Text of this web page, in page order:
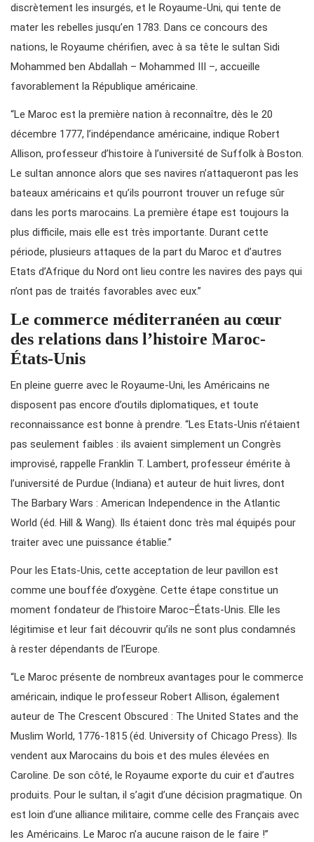
discrètement les insurgés, et le Royaume-Uni, qui tente de
mater les rebelles jusqu’en 1783. Dans ce concours des
nations, le Royaume chérifien, avec à sa tête le sultan Sidi
Mohammed ben Abdallah – Mohammed III –, accueille
favorablement la République américaine.
“Le Maroc est la première nation à reconnaître, dès le 20
décembre 1777, l’indépendance américaine, indique Robert
Allison, professeur d’histoire à l’université de Suffolk à Boston.
Le sultan annonce alors que ses navires n’attaqueront pas les
bateaux américains et qu’ils pourront trouver un refuge sûr
dans les ports marocains. La première étape est toujours la
plus difficile, mais elle est très importante. Durant cette
période, plusieurs attaques de la part du Maroc et d’autres
Etats d’Afrique du Nord ont lieu contre les navires des pays qui
n’ont pas de traités favorables avec eux.”
Le commerce méditerranéen au cœur
des relations dans l’histoire Maroc-
États-Unis
En pleine guerre avec le Royaume-Uni, les Américains ne
disposent pas encore d’outils diplomatiques, et toute
reconnaissance est bonne à prendre. “Les Etats-Unis n’étaient
pas seulement faibles : ils avaient simplement un Congrès
improvisé, rappelle Franklin T. Lambert, professeur émérite à
l’université de Purdue (Indiana) et auteur de huit livres, dont
The Barbary Wars : American Independence in the Atlantic
World (éd. Hill & Wang). Ils étaient donc très mal équipés pour
traiter avec une puissance établie.”
Pour les Etats-Unis, cette acceptation de leur pavillon est
comme une bouffée d’oxygène. Cette étape constitue un
moment fondateur de l’histoire Maroc–États-Unis. Elle les
légitimise et leur fait découvrir qu’ils ne sont plus condamnés
à rester dépendants de l’Europe.
“Le Maroc présente de nombreux avantages pour le commerce
américain, indique le professeur Robert Allison, également
auteur de The Crescent Obscured : The United States and the
Muslim World, 1776-1815 (éd. University of Chicago Press). Ils
vendent aux Marocains du bois et des mules élevées en
Caroline. De son côté, le Royaume exporte du cuir et d’autres
produits. Pour le sultan, il s’agit d’une décision pragmatique. On
est loin d’une alliance militaire, comme celle des Français avec
les Américains. Le Maroc n’a aucune raison de le faire !”